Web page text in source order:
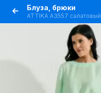
Блуза, брюки
ATTIKA A3557 салатовый